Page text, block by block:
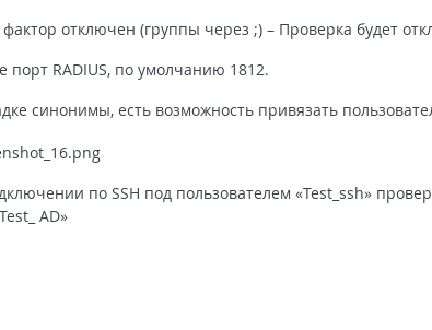
отключен (группы через ;) – Проверка будет
порт RADIUS, по умолчанию 1812.
синонимы, есть возможность привязать
по SSH под пользователем «Test_ssh»
AD»